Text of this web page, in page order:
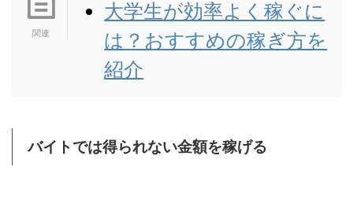
大学生が効率よく稼ぐに
は？おすすめの稼ぎ方を
紹介
バイトでは得られない金額を稼げる